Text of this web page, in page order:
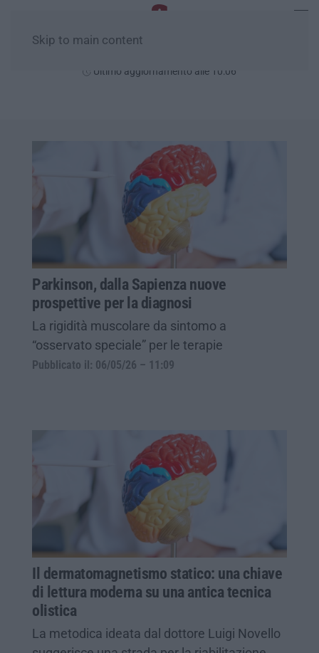
Skip to main content
Ultimo aggiornamento alle 10:06
Parkinson, dalla Sapienza nuove
prospettive per la diagnosi
La rigidità muscolare da sintomo a
“osservato speciale” per le terapie
Pubblicato il: 06/05/26 – 11:09
Il dermatomagnetismo statico: una chiave
di lettura moderna su una antica tecnica
olistica
La metodica ideata dal dottore Luigi Novello